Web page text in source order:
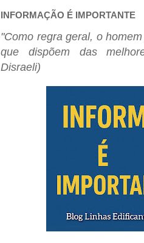
INFORMAÇÃO É IMPORTANTE
"Como regra geral, o
que dispõem das
Disraeli)